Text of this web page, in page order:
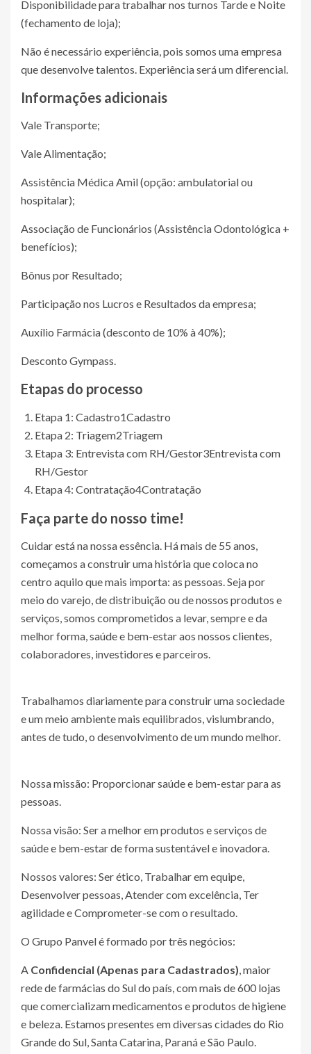
Disponibilidade para trabalhar nos turnos Tarde e Noite
(fechamento de loja);
Não é necessário experiência, pois somos uma empresa
que desenvolve talentos. Experiência será um diferencial.
Informações adicionais
Vale Transporte;
Vale Alimentação;
Assistência Médica Amil (opção: ambulatorial ou
hospitalar);
Associação de Funcionários (Assistência Odontológica +
benefícios);
Bônus por Resultado;
Participação nos Lucros e Resultados da empresa;
Auxílio Farmácia (desconto de 10% à 40%);
Desconto Gympass.
Etapas do processo
Etapa 1: Cadastro1Cadastro
Etapa 2: Triagem2Triagem
Etapa 3: Entrevista com RH/Gestor3Entrevista com
RH/Gestor
Etapa 4: Contratação4Contratação
Faça parte do nosso time!
Cuidar está na nossa essência. Há mais de 55 anos,
começamos a construir uma história que coloca no
centro aquilo que mais importa: as pessoas. Seja por
meio do varejo, de distribuição ou de nossos produtos e
serviços, somos comprometidos a levar, sempre e da
melhor forma, saúde e bem-estar aos nossos clientes,
colaboradores, investidores e parceiros.
Trabalhamos diariamente para construir uma sociedade
e um meio ambiente mais equilibrados, vislumbrando,
antes de tudo, o desenvolvimento de um mundo melhor.
Nossa missão: Proporcionar saúde e bem-estar para as
pessoas.
Nossa visão: Ser a melhor em produtos e serviços de
saúde e bem-estar de forma sustentável e inovadora.
Nossos valores: Ser ético, Trabalhar em equipe,
Desenvolver pessoas, Atender com excelência, Ter
agilidade e Comprometer-se com o resultado.
O Grupo Panvel é formado por três negócios:
A Confidencial (Apenas para Cadastrados), maior
rede de farmácias do Sul do país, com mais de 600 lojas
que comercializam medicamentos e produtos de higiene
e beleza. Estamos presentes em diversas cidades do Rio
Grande do Sul, Santa Catarina, Paraná e São Paulo.